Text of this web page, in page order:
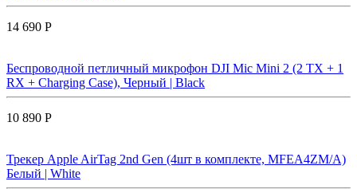
14 690 Р
Беспроводной петличный микрофон DJI Mic Mini 2 (2 TX + 1
RX + Charging Case), Черный | Black
10 890 Р
Трекер Apple AirTag 2nd Gen (4шт в комплекте, MFEA4ZM/A)
Белый | White